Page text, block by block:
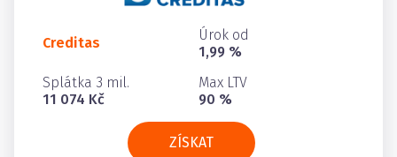
Creditas
Úrok od
1,99 %
Splátka 3 mil.
11 074 Kč
Max LTV
90 %
ZÍSKAT